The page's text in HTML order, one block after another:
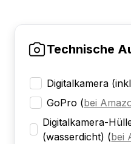
Technische
Digitalkamera
GoPro (bei
Digitalkamera-
(wasserdicht) (bei